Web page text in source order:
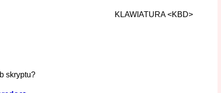
KLAWIATURA <KBD>
skryptu?